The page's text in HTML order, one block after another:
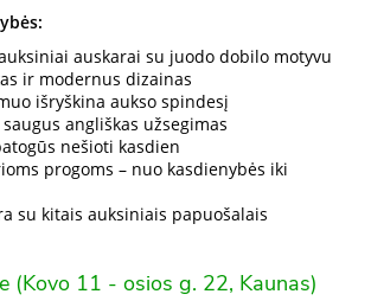
auskarai su juodo dobilo motyvu
ir modernus dizainas
išryškina aukso spindesį
angliškas užsegimas
nešioti kasdien
progoms – nuo kasdienybės iki
su kitais auksiniais papuošalais
(Kovo 11 - osios g. 22, Kaunas)